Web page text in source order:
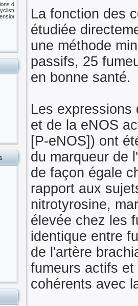
une
La fonction des
étudiée
une méthode
passifs, 25
en bonne santé.
Les expressions
et de la eNOS
[P-eNOS]) ont
du marqueur de
de façon égale
rapport aux
nitrotyrosine,
élevée chez les
identique entre
de l'artère
fumeurs actifs
cohérents avec